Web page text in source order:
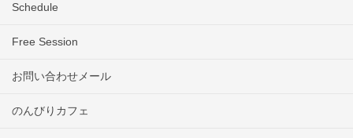
Schedule
Free Session
お問い合わせメール
のんびりカフェ